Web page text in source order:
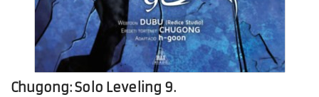
Chugong: Solo Leveling 9.